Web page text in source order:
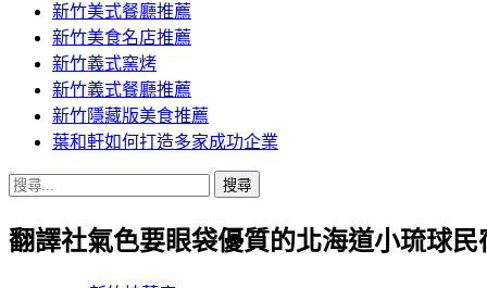
新竹美式餐廳推薦
新竹美食名店推薦
新竹義式窯烤
新竹義式餐廳推薦
新竹隱藏版美食推薦
葉和軒如何打造多家成功企業
搜
關
翻譯社氣色要眼袋優質的北海道小琉球民